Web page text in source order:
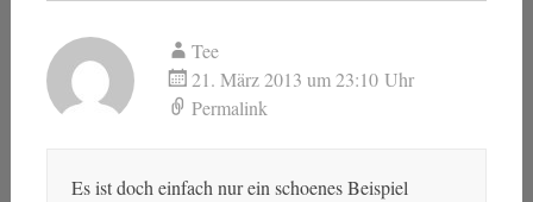
Tee
21. März 2013 um 23:10 Uhr
Permalink
Es ist doch einfach nur ein schoenes Beispiel